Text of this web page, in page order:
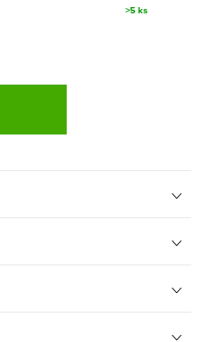
>5 ks